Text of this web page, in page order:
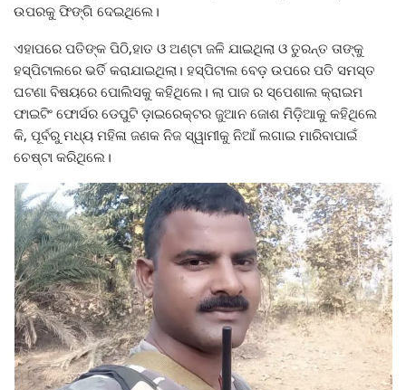
ଉପରକୁ ଫିଙ୍ଗି ଦେଇଥିଲେ।
ଏହାପରେ ପତିଙ୍କ ପିଠି,ହାତ ଓ ଅଣ୍ଟା ଜଳି ଯାଇଥିଲା ଓ ତୁରନ୍ତ ତାଙ୍କୁ
ହସ୍ପିଟାଲରେ ଭର୍ତି କରାଯାଇଥିଲା। ହସ୍ପିଟାଲ ବେଡ଼ ଉପରେ ପତି ସମସ୍ତ
ଘଟଣା ବିଷୟରେ ପୋଲିସକୁ କହିଥିଲେ। ଲା ପାଜ ର ସ୍ପେଶାଲ କ୍ରାଇମ
ଫାଇଟିଂ ଫୋର୍ସର ଡେପୁଟି ଡ଼ାଇରେକ୍ଟର ଜୁଆନ ଜୋଶ ମିଡ଼ିଆକୁ କହିଥିଲେ
କି, ପୂର୍ବରୁ ମଧ୍ୟ ମହିଳା ଜଣକ ନିଜ ସ୍ୱାମୀକୁ ନିଆଁ ଲଗାଇ ମାରିବାପାଇଁ
ଚେଷ୍ଟା କରିଥିଲେ।